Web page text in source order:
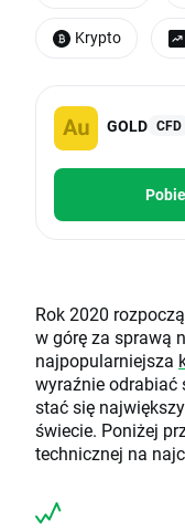
GOLD CFD
Rok 2020
w górę za sprawą
najpopularniejsza
wyraźnie odrabiać
stać się
świecie. Poniżej
technicznej na
Krypto